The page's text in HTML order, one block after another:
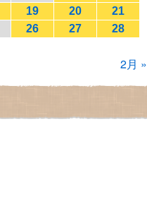
19 20
21
26 27
28
2月 »